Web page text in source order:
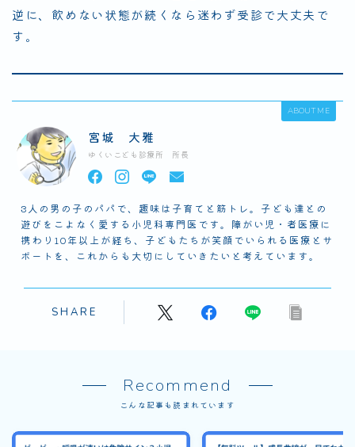
逆に、飲めない状態が続くなら迷わず受診で大丈夫で
す。
ABOUT ME
宮城 大雅
ゆくいこども診療所 所長
3人の男の子のパパで、趣味は子育てと筋トレ。子ども達との
遊びをこよなく愛する小児科専門医です。障がい児・者医療に
携わり10年以上が経ち、子どもたちが笑顔でいられる医療とサ
ポートを、これからも大切にしていきたいと考えています。
SHARE
Recommend
こんな記事も読まれています